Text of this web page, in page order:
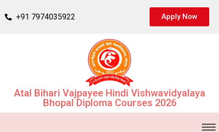
+91 7974035922 Apply Now
Atal Bihari Vajpayee Hindi Vishwavidyalaya
Bhopal Diploma Courses 2026